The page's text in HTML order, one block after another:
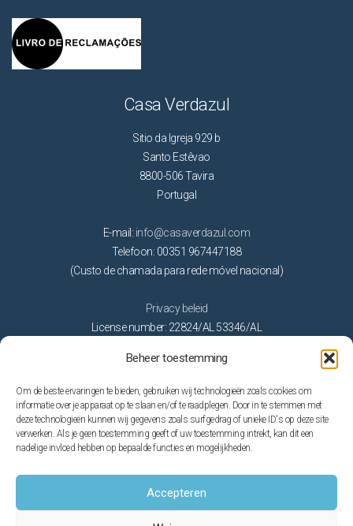
Beheer toestemming
Om de beste ervaringen te bieden, gebruiken wij technologieën zoals cookies om
informatie over je apparaat op te slaan en/of te raadplegen. Door in te stemmen met
deze technologieën kunnen wij gegevens zoals surfgedrag of unieke ID's op deze site
verwerken. Als je geen toestemming geeft of uw toestemming intrekt, kan dit een
nadelige invloed hebben op bepaalde functies en mogelijkheden.
Accepteren
Casa Verdazul
Sitio da Igreja 929 b
Santo Estêvao
8800-506 Tavira
Portugal
E-mail: info@casaverdazul.com
Telefoon: 00351 967447188
(Custo de chamada para rede móvel nacional)
Privacy beleid
License number: 22824/AL 53346/AL
Golf
Natuur
Op het water
Trouwen in de Algarve